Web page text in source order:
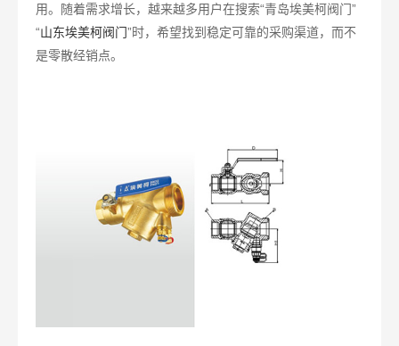
用。随着需求增长，越来越多用户在搜索“青岛埃美柯阀门”
“山东埃美柯阀门”时，希望找到稳定可靠的采购渠道，而不
是零散经销点。